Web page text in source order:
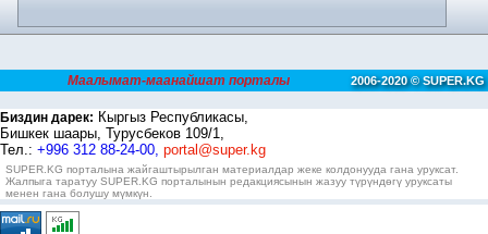
Маалымат-маанайшат порталы 2006-2020 © SUPER.KG
Биздин дарек: Кыргыз Республикасы,
Бишкек шаары, Турусбеков 109/1,
Тел.: +996 312 88-24-00, portal@super.kg
SUPER.KG порталына жайгаштырылган материалдар жеке колдонууда гана уруксат.
Жалпыга таратуу SUPER.KG порталынын редакциясынын жазуу түрүндөгү уруксаты
менен гана болушу мүмкүн.